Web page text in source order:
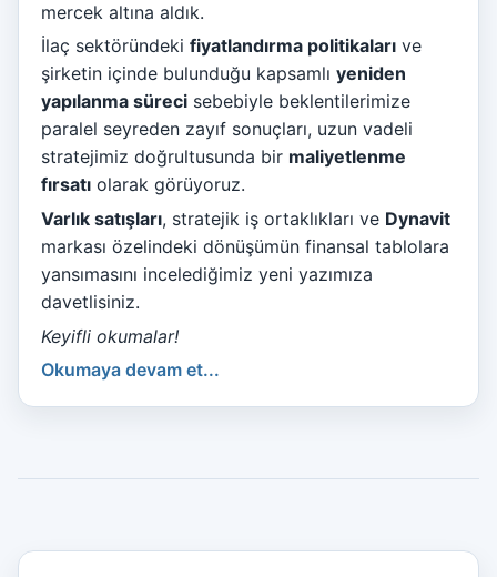
mercek altına aldık.
İlaç sektöründeki fiyatlandırma politikaları ve
şirketin içinde bulunduğu kapsamlı yeniden
yapılanma süreci sebebiyle beklentilerimize
paralel seyreden zayıf sonuçları, uzun vadeli
stratejimiz doğrultusunda bir maliyetlenme
fırsatı olarak görüyoruz.
Varlık satışları, stratejik iş ortaklıkları ve Dynavit
markası özelindeki dönüşümün finansal tablolara
yansımasını incelediğimiz yeni yazımıza
davetlisiniz.
Keyifli okumalar!
Okumaya devam et...